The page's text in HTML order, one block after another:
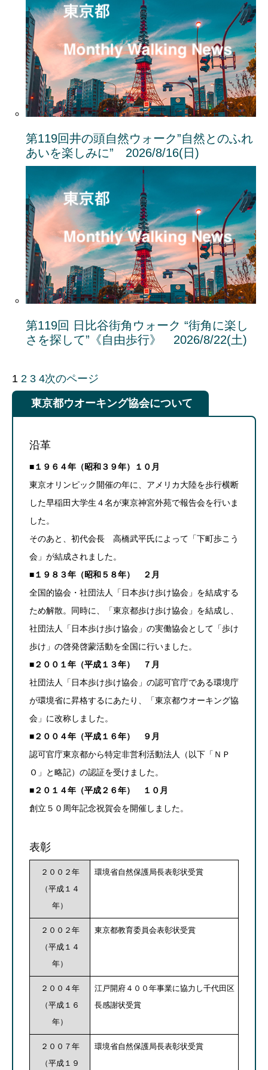
第119回井の頭自然ウォーク”自然とのふれ
あいを楽しみに” 2026/8/16(日)
第119回 日比谷街角ウォーク “街角に楽し
さを探して”《自由歩行》 2026/8/22(土)
1 2 3 4次のページ
東京都ウオーキング協会について
沿革
■１９６４年（昭和３９年）１０月
東京オリンピック開催の年に、アメリカ大陸を歩行横断
した早稲田大学生４名が東京神宮外苑で報告会を行いま
した。
そのあと、初代会長 高橋武平氏によって「下町歩こう
会」が結成されました。
■１９８３年（昭和５８年） ２月
全国的協会・社団法人「日本歩け歩け協会」を結成する
ため解散。同時に、「東京都歩け歩け協会」を結成し、
社団法人「日本歩け歩け協会」の実働協会として「歩け
歩け」の啓発啓蒙活動を全国に行いました。
■２００１年（平成１３年） ７月
社団法人「日本歩け歩け協会」の認可官庁である環境庁
が環境省に昇格するにあたり、「東京都ウオーキング協
会」に改称しました。
■２００４年（平成１６年） ９月
認可官庁東京都から特定非営利活動法人（以下「ＮＰ
Ｏ」と略記）の認証を受けました。
■２０１４年（平成２６年） １０月
創立５０周年記念祝賀会を開催しました。
表彰
２００２年
（平成１４
年）
環境省自然保護局長表彰状受賞
２００２年
（平成１４
年）
東京都教育委員会表彰状受賞
２００４年
（平成１６
年）
江戸開府４００年事業に協力し千代田区
長感謝状受賞
２００７年
（平成１９
環境省自然保護局長表彰状受賞